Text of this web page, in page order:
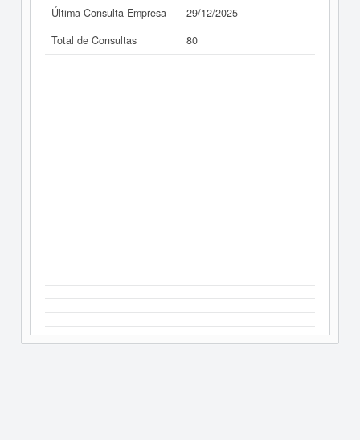
Última Consulta Empresa
29/12/2025
Total de Consultas
80